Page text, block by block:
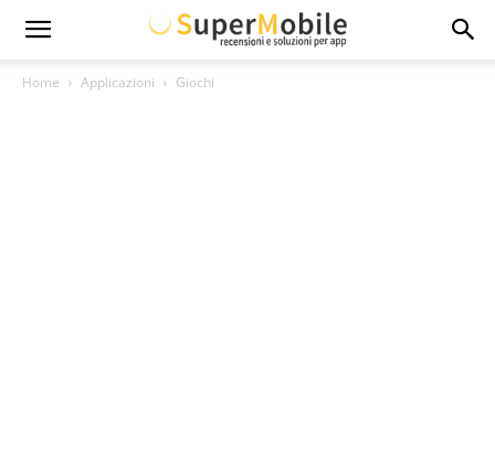
Super
Home Applicazioni Giochi